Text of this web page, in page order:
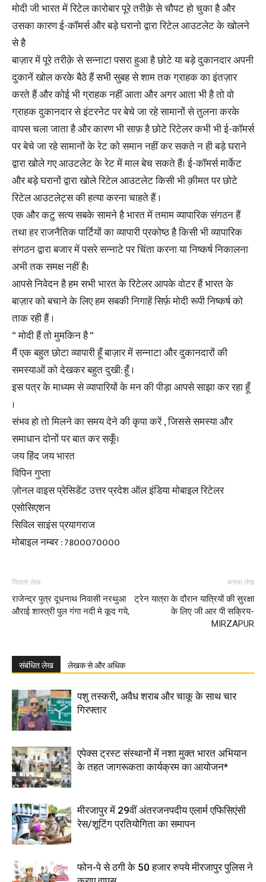
मोदी जी भारत में रिटेल कारोबार पूरे तरीक़े से चौपट हो चुका है और
उसका कारण ई-कॉमर्स और बड़े घरानो द्वारा रिटेल आउटलेट के खोलने
से है
बाज़ार में पूरे तरीक़े से सन्नाटा पसरा हुआ है छोटे या बड़े दुकानदार अपनी
दुकानें खोल करके बैठे हैं सभी सुबह से शाम तक ग्राहक का इंतज़ार
करते हैं और कोई भी ग्राहक नहीं आता और अगर आता भी है तो वो
ग्राहक दुकानदार से इंटरनेट पर बेचे जा रहे सामानों से तुलना करके
वापस चला जाता है और कारण भी साफ़ है छोटे रिटेलर कभी भी ई-कॉमर्स
पर बेचे जा रहे सामानों के रेट को समान नहीं कर सकते न ही बड़े घराने
द्वारा खोले गए आउटलेट के रेट में माल बेच सकते हैं। ई-कॉमर्स मार्केट
और बड़े घरानों द्वारा खोले रिटेल आउटलेट किसी भी क़ीमत पर छोटे
रिटेल आउटलेट्स की हत्या करना चाहते हैं ।
एक और कटु सत्य सबके सामने है भारत में तमाम व्यापारिक संगठन हैं
तथा हर राजनैतिक पार्टियों का व्यापारी प्रकोष्ठ है किसी भी व्यापारिक
संगठन द्वारा बजार में पसरे सन्नाटे पर चिंता करना या निष्कर्ष निकालना
अभी तक समक्ष नहीं है।
आपसे निवेदन है हम सभी भारत के रिटेलर आपके वोटर हैं भारत के
बाज़ार को बचाने के लिए हम सबकी निगाहें सिर्फ़ मोदी रूपी निष्कर्ष को
ताक रही हैं ।
“ मोदी हैं तो मुमकिन है “
मैं एक बहुत छोटा व्यापारी हूँ बाज़ार में सन्नाटा और दुकानदारों की
समस्याओं को देखकर बहुत दुखी: हूँ ।
इस पत्र के माध्यम से व्यापारियों के मन की पीड़ा आपसे साझा कर रहा हूँ
।
संभव हो तो मिलने का समय देने की कृपा करें , जिससे समस्या और
समाधान दोनों पर बात कर सकूँ।
जय हिंद जय भारत
विपिन गुप्ता
ज़ोनल वाइस प्रेसिडेंट उत्तर प्रदेश ऑल इंडिया मोबाइल रिटेलर
एसोसिएशन
सिविल साइंस प्रयागराज
मोबाइल नम्बर : 7800070000
पिछला लेख
राजेन्द्र पुत्र दूधनाथ निवासी नरथुआ
औराई शास्त्री पुल गंगा नदी मे कूद गये,
अगला लेख
ट्रेन यात्रा के दौरान यात्रियों की सुरक्षा
के लिए जी आर पी सक्रिय-
MIRZAPUR
संबंधित लेख लेखक से और अधिक
पशु तस्करी, अवैध शराब और चाकू के साथ चार
गिरफ्तार
एपेक्स ट्रस्ट संस्थानों में नशा मुक्त भारत अभियान
के तहत जागरूकता कार्यक्रम का आयोजन*
मीरजापुर में 29वीं अंतरजनपदीय एलार्म एफिसिएंसी
रेस/शूटिंग प्रतियोगिता का समापन
फोन-पे से ठगी के 50 हजार रुपये मीरजापुर पुलिस ने